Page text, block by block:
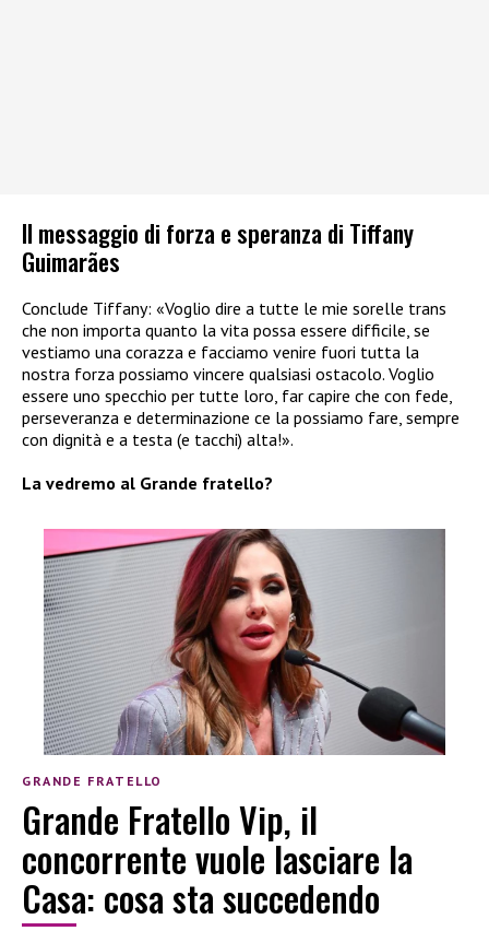
Il messaggio di forza e speranza di Tiffany
Guimarães
Conclude Tiffany: «Voglio dire a tutte le mie sorelle trans
che non importa quanto la vita possa essere difficile, se
vestiamo una corazza e facciamo venire fuori tutta la
nostra forza possiamo vincere qualsiasi ostacolo. Voglio
essere uno specchio per tutte loro, far capire che con fede,
perseveranza e determinazione ce la possiamo fare, sempre
con dignità e a testa (e tacchi) alta!».
La vedremo al Grande fratello?
GRANDE FRATELLO
Grande Fratello Vip, il
concorrente vuole lasciare la
Casa: cosa sta succedendo